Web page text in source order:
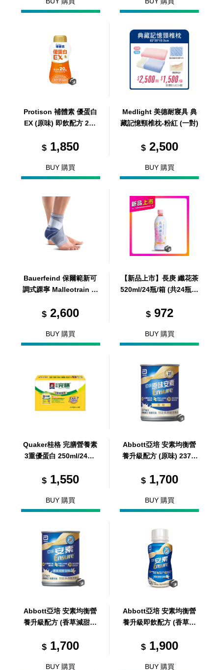
Protison 補體素 優蛋白
EX (原味) 即飲配方 237
箱)
$1,850
BUY 購買
Medlight 美德耐寢具 典
藏記憶頸椎枕-粉紅 (一對)
$2,500
BUY 購買
Bauerfeind 保爾範新可
調式踝寧 Malleotrain 灰
$2,600
BUY 購買
【新品上市】長庚 纖花茶
520ml/24瓶/箱 (共24瓶，
$972
BUY 購買
Quaker桂格 完膳營養素
3重優蛋白 250ml/24罐/
$1,550
BUY 購買
Abbott亞培 安素均衡營
養升級配方 (原味) 237m
箱)
$1,700
BUY 購買
Abbott亞培 安素均衡營
養升級配方 (香草減甜口
罐，共1箱)
$1,700
BUY 購買
Abbott亞培 安素均衡營
養升級即飲配方 (香草減
(共24罐，共1箱)
$1,900
BUY 購買